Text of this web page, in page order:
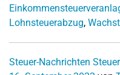
Lohnsteuerabzug,
Steuer-Nachrichten